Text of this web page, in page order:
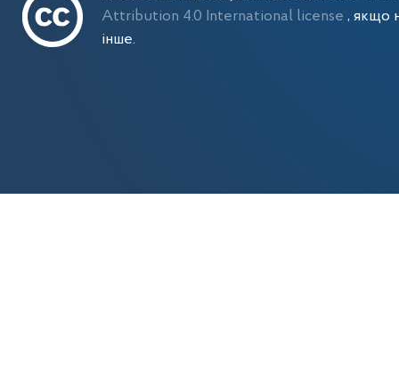
Attribution 4.0 International license, якщо
інше.